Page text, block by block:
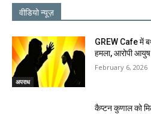
वीडियो न्यूज़
अपराध
GREW Cafe में
हमला, आरोपी
February 6, 2026
कैप्टन कुणाल को